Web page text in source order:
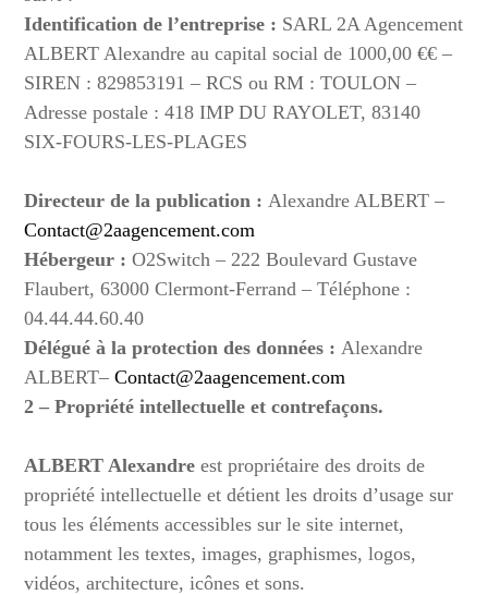
Identification de l’entreprise : SARL 2A Agencement
ALBERT Alexandre au capital social de 1000,00 €€ –
SIREN : 829853191 – RCS ou RM : TOULON –
Adresse postale : 418 IMP DU RAYOLET, 83140
SIX-FOURS-LES-PLAGES
Directeur de la publication :Alexandre ALBERT –
Contact@2aagencement.com
Hébergeur : O2Switch – 222 Boulevard Gustave
Flaubert, 63000 Clermont-Ferrand – Téléphone :
04.44.44.60.40
Délégué à la protection des données :Alexandre
ALBERT–Contact@2aagencement.com
2 – Propriété intellectuelle et contrefaçons.
ALBERT Alexandre est propriétaire des droits de
propriété intellectuelle et détient les droits d’usage sur
tous les éléments accessibles sur le site internet,
notamment les textes, images, graphismes, logos,
vidéos, architecture, icônes et sons.